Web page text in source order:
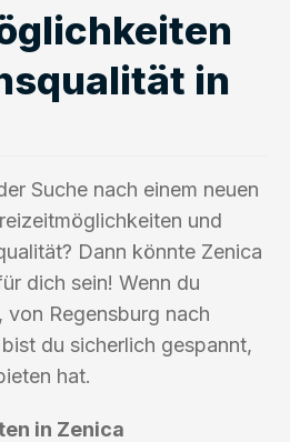
in
Suche nach einem neuen
und
Dann könnte Zenica
dich sein! Wenn du
Regensburg nach
du sicherlich gespannt,
hat.
in Zenica